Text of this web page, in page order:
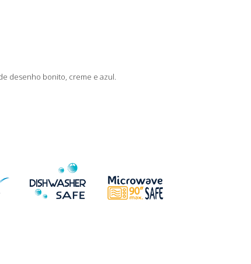
desenho bonito, creme e azul.